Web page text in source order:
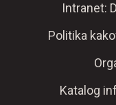
Intranet:
Politika
Katalog